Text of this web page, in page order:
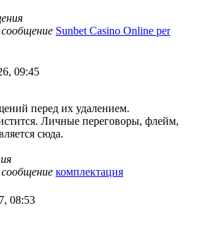
Sunbet Casino Online per
последнему
09:45
перед их удалением.
Личные переговоры, флейм,
сюда.
комплектация
08:53